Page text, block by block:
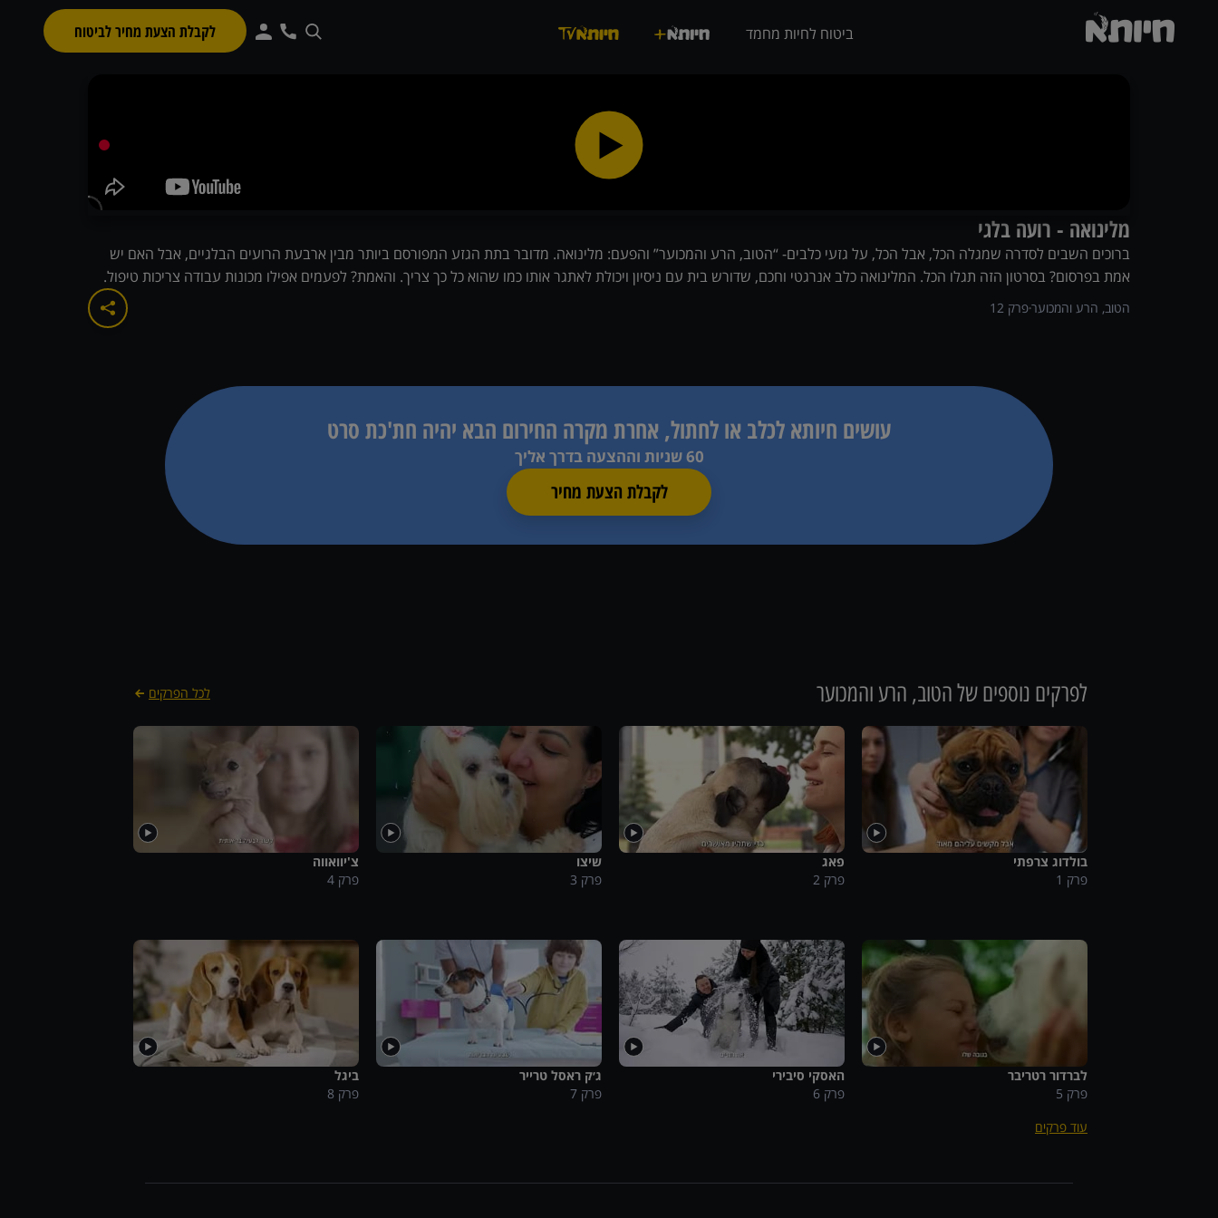
ביטוח לחיות מחמד לקבלת הצעת מחיר לביטוח
מלינואה - רועה בלגי
ברוכים השבים לסדרה שמגלה הכל, אבל הכל, על גזעי כלבים- “הטוב, הרע והמכוער” והפעם: מלינואה. מדובר בתת הגזע המפורסם ביותר מבין ארבעת הרועים הבלגיים, אבל האם יש
אמת בפרסום? בסרטון הזה תגלו הכל. המלינואה כלב אנרגטי וחכם, שדורש בית עם ניסיון ויכולת לאתגר אותו כמו שהוא כל כך צריך. והאמת? לפעמים אפילו מכונות עבודה צריכות טיפול.
פרק 12 הטוב, הרע והמכוער
עושים חיותא לכלב או לחתול, אחרתמקרה החירום הבא יהיה חת'כת סרט
60 שניות וההצעה בדרך אליך
לקבלת הצעת מחיר
לפרקים נוספים שלהטוב, הרע והמכוער לכל הפרקים
בולדוג צרפתי
פרק 1
פאג
פרק 2
שיצו
פרק 3
צ'יוואווה
פרק 4
לברדור רטריבר
פרק 5
האסקי סיבירי
פרק 6
ג׳ק ראסל טרייר
פרק 7
ביגל
פרק 8
עוד פרקים